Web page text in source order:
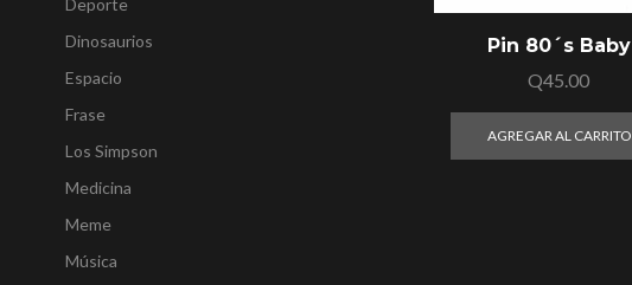
Pin 80´s Baby
Q45.00
AGREGAR AL CARRITO
Dinosaurios
Espacio
Frase
Los Simpson
Medicina
Meme
Música